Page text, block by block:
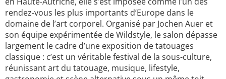
rendez-vous les plus importants d’Europe dans le
domaine de l’art corporel. Organisé par Jochen Auer et
son équipe expérimentée de Wildstyle, le salon dépasse
largement le cadre d’une exposition de tatouages
classique : c’est un véritable festival de la sous-culture,
réunissant art du tatouage, musique, lifestyle,